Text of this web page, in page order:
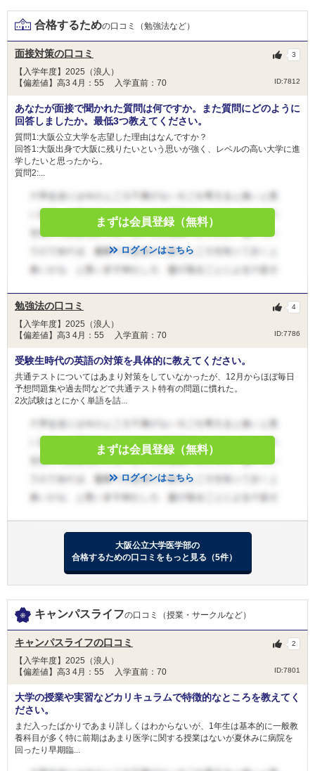
和歌山県立医科大学 一般枠（県内募集）
和歌山県立医科大学 県民医療枠（全国募集）
和歌山県立医科大学 県民医療枠Ａ
和歌山県立医科大学 県民医療枠Ｂ
和歌山県立医科大学 地域医療枠（県内募集）
川崎医科大学 静岡地域枠
川崎医科大学 長崎地域枠
川崎医科大学 岡山地域枠
川崎医科大学 一般
東北医科薬科大学 一般
2月9日
山梨大学 学校推薦型選抜Ⅱ
福井大学 学校推薦型選抜Ⅱ
三重大学 学校推薦型選抜
慶應義塾大学 一般
2月10日
大阪医科薬科大学 一般選抜（大阪府地域枠）
日本医科大学 グローバル特別選抜（前期）
日本医科大学 一般（前期地域枠）
日本医科大学 地域医療枠（前期）
2月11日
獨協医科大学 前期
獨協医科大学 栃木県地域枠
杏林大学 東京都地域枠選抜
杏林大学 新潟県地域枠選抜
杏林大学 一般選抜
東京慈恵会医科大学 一般
日本大学 校友枠選抜
日本大学 一般選抜 N全学統一方式 第１期
2月12日
獨協医科大学 新潟県地域枠
獨協医科大学 前期
獨協医科大学 栃木県地域枠
杏林大学 東京都地域枠選抜
杏林大学 新潟県地域枠選抜
杏林大学 群馬県地域枠
藤田医科大学 共通テスト利用入試
＜科目詳細＞
大学共通テスト：
【地歴・公民】地地、歴日、歴世、地歴公、公倫、公政から1
2次試験：
小論文 面接（小論文と面接合わせて100点） 出願書類(１００点）
合格するための口コミ（勉強法など）
面接対策の口コミ
【入学年度】2025（浪人）
【偏差値】高3 4月：55 入学直前：70
ID:7812
3
あなたが面接で聞かれた質問は何ですか。また質問にどのように
回答しましたか。最低3つ教えてください。
質問1:大阪公立大学を志望した理由はなんですか？
回答1:大阪出身で大阪に残りたいという思いが強く、レベルの高い大学に進
学したいと思ったから。
質問2:...
まずは会員登録（無料）
ログインはこちら
勉強法の口コミ
【入学年度】2025（浪人）
【偏差値】高3 4月：55 入学直前：70
ID:7786
4
受験生時代の英語の対策を具体的に教えてください。
共通テストについてはあまり対策をしていなかったが、12月からほぼ毎日
予想問題集や過去問などで共通テスト特有の問題に慣れた。
2次試験はとにかく単語を詰...
まずは会員登録（無料）
ログインはこちら
大阪公立大学医学部の
合格するための口コミをもっと見る（5件）
キャンパスライフの口コミ（授業・サークルなど）
キャンパスライフの口コミ
【入学年度】2025（浪人）
【偏差値】高3 4月：55 入学直前：70
ID:7801
2
大学の授業や実習などカリキュラムで特徴的なところを教えてく
ださい。
まだ入ったばかりであまり詳しくはわからないが、1年生は基本的に一般教
養科目が多く特に前期はあまり医学に関する授業はないが夏休みに病院を
回ったり早期臨...